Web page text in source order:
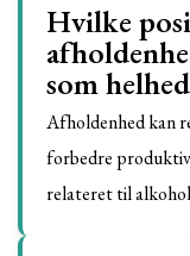
Hvilke
som
Afholdenhed kan
forbedre
relateret til